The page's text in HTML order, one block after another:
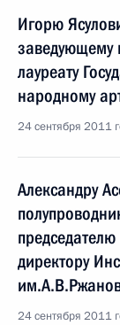
Игорю
заведующему
лауреату
народному
24 сентября 2011
Александру
директору
24 сентября 2011